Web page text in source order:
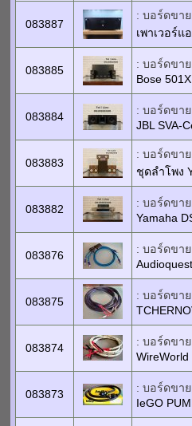
083887
: บอร์ดขาย
เพาเวอร์แ
083885
: บอร์ดขาย
Bose 501X
083884
: บอร์ดขาย
JBL SVA-
083883
: บอร์ดขาย
ชุดลำโพง
083882
: บอร์ดขาย
Yamaha
083876
: บอร์ดขาย
083875
: บอร์ดขาย
083874
: บอร์ดขาย
WireWorld
083873
: บอร์ดขาย
IeGO